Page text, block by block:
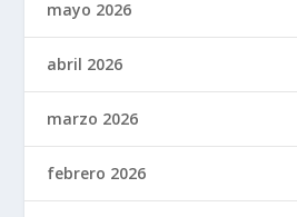
mayo 2026
abril 2026
marzo 2026
febrero 2026